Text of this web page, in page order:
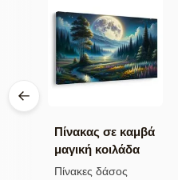
Πίνακας σε καμβά
μαγική κοιλάδα
στο φως του
Πίνακες δάσος